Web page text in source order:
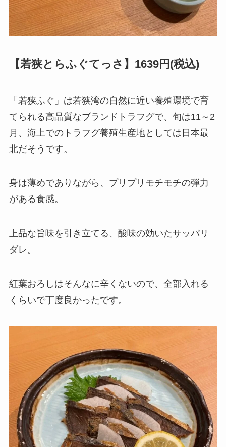
【若狭とらふぐてっさ】1639円(税込)
「若狭ふぐ」は若狭湾の自然に近い養殖環境で育
てられる高品質なブランドトラフグで、旬は11～2
月、海上でのトラフグ養殖生産地としては日本最
北だそうです。
身は薄めでありながら、プリプリモチモチの弾力
がある食感。
上品な旨味を引き立てる、酸味の効いたサッパリ
ダレ。
紅葉おろしはそんなに辛くないので、全部入れる
くらいで丁度良かったです。